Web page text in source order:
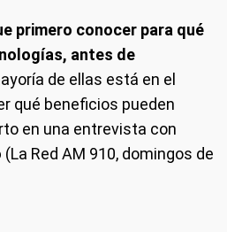
primero conocer para qué
antes de
de ellas está en el
qué beneficios pueden
en una entrevista con
(La Red AM 910, domingos de